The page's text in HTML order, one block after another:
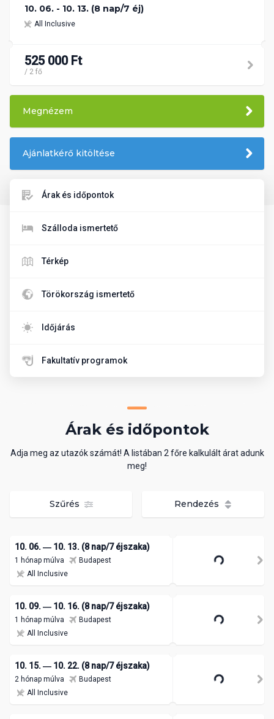
10. 06. - 10. 13. (8 nap/7 éj)
All Inclusive
525 000 Ft
/ 2 fő
Megnézem
Ajánlatkérő kitöltése
Árak és időpontok
Szálloda ismertető
Térkép
Törökország ismertető
Időjárás
Fakultatív programok
Árak és időpontok
Adja meg az utazók számát! A listában 2 főre kalkulált árat adunk
meg!
Szűrés Rendezés
10. 06. ― 10. 13. (8 nap/7 éjszaka)
1 hónap múlva
Budapest
All Inclusive
10. 09. ― 10. 16. (8 nap/7 éjszaka)
1 hónap múlva
Budapest
All Inclusive
10. 15. ― 10. 22. (8 nap/7 éjszaka)
2 hónap múlva
Budapest
All Inclusive